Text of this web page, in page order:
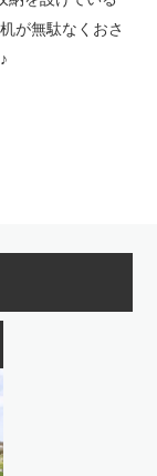
が無駄なくおさ